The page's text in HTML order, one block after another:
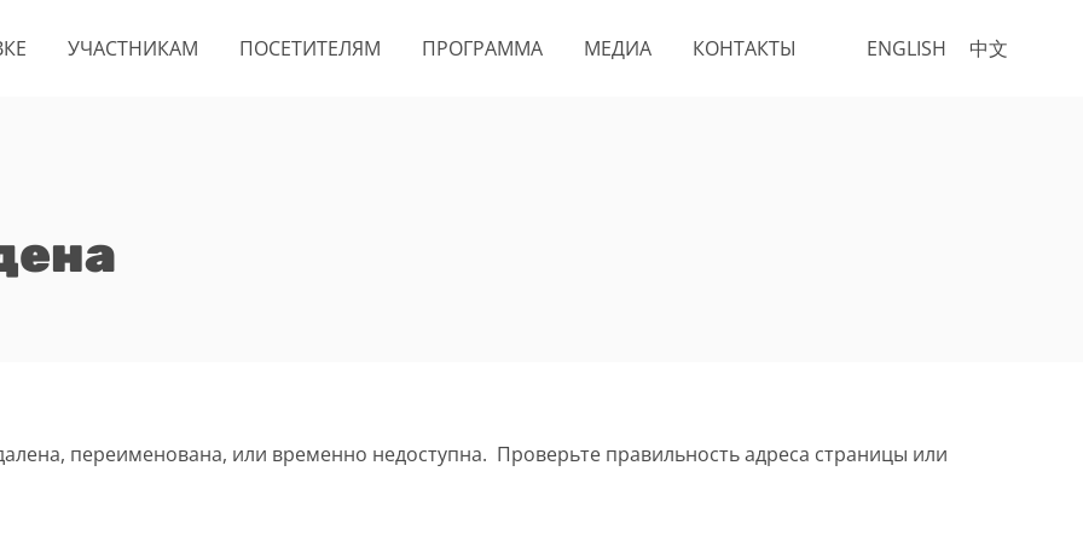
ENGLISH 中文
УЧАСТНИКАМ ПОСЕТИТЕЛЯМ ПРОГРАММА МЕДИА КОНТАКТЫ
переименована, или временно недоступна. Проверьте правильность адреса страницы или